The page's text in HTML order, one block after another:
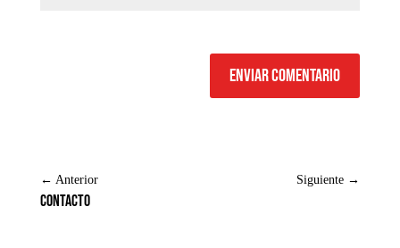
Enviar comentario
← Anterior Siguiente →
Contacto